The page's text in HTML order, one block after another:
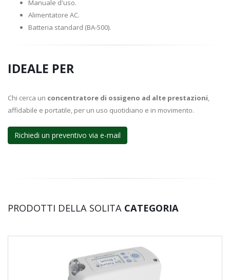
Manuale d'uso.
Alimentatore AC.
Batteria standard (BA-500).
IDEALE PER
Chi cerca un concentratore di ossigeno ad alte prestazioni,
affidabile e portatile, per un uso quotidiano e in movimento.
Richiedi un preventivo via e-mail
PRODOTTI DELLA SOLITA CATEGORIA